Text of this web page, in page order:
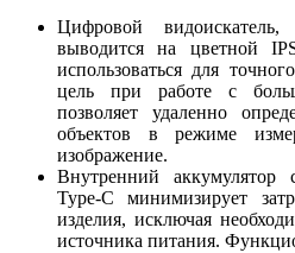
Цифровой
выводится на цветной
использоваться для
цель при работе с
позволяет удаленно
объектов в режиме
изображение.
Внутренний аккумулятор
Type-C минимизирует
изделия, исключая
источника питания.